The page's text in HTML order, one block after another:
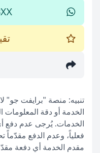
تنبيه: منصة "برايفت جو"
الخدمة أو دقة
الخدمات. يُرجى عدم دفع
فعلياً، وعدم الدفع
مقدم الخدمة أي دفعة